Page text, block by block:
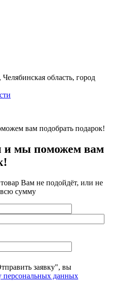
область, город
и мы поможем вам
Вам не подойдёт, или не
сумму
заявку", вы
персональных данных